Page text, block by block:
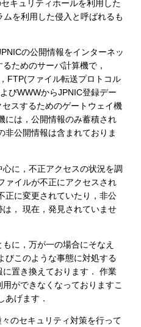
キュリティホールを利用した
を利用した侵入と呼ばれるも
の公開情報をインターネッ
ためのサーバ計算機で，
FTP(ファイル転送プロトコル
びWWWからJPNIC登録デー
スするためのゲートウェイ機
には，公開情報のみ蓄積され
非公開情報は含まれておりま
に，不正アクセスの状況を調
ァイルが不正にアクセスされ
正に変更されていたり，非公
， 現在，発見されていませ
に，万が一の場合にそなえ
びこのような事態に対処する
置き換えております． 作業
ができなくなっておりますこ
あげます．
のセキュリティ対策を行って